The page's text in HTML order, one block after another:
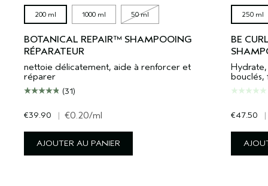
200 ml 1000 ml 50 ml
BOTANICAL REPAIR™ SHAMPOOING
RÉPARATEUR
nettoie délicatement, aide à renforcer et
réparer
(31)
€39.90 | €0.20/ml
AJOUTER AU PANIER
250 ml
BE
bouclés,
€47.50 |